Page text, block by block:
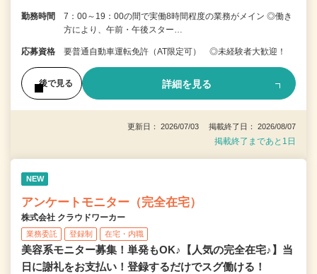
勤務時間
7：00～19：00の間で実働8時間程度の業務がメイン ◎働き
方により、午前・午後スター…
応募資格 要普通自動車運転免許（AT限定可） ◎未経験者大歓迎！
後で見る 詳細を見る
更新日： 2026/07/03 掲載終了日： 2026/08/07
掲載終了まであと1日
NEW
アンケートモニター（完全在宅）
株式会社 クラウドワーカー
業務委託 登録制 在宅・内職
美容系モニター募集！単発もOK♪【人気の完全在宅♪】当
日に謝礼をお支払い！登録するだけでスグ働ける！